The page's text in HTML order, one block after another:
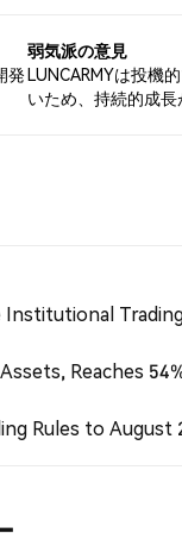
発
弱気派の意見
LUNCARMYは投機
いため、持続的成長
Institutional
Reaches
Rules to August